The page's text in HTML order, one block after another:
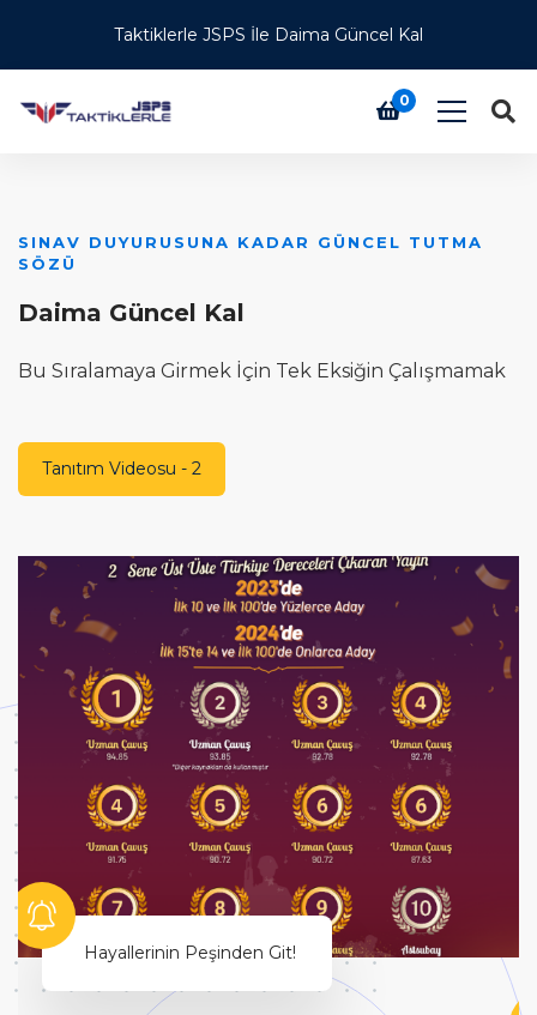
Taktiklerle JSPS İle Daima Güncel Kal
0
SINAV DUYURUSUNA KADAR GÜNCEL TUTMA
SÖZÜ
Daima Güncel Kal
Bu Sıralamaya Girmek İçin Tek Eksiğin Çalışmamak
Tanıtım Videosu - 2
Hayallerinin Peşinden Git!